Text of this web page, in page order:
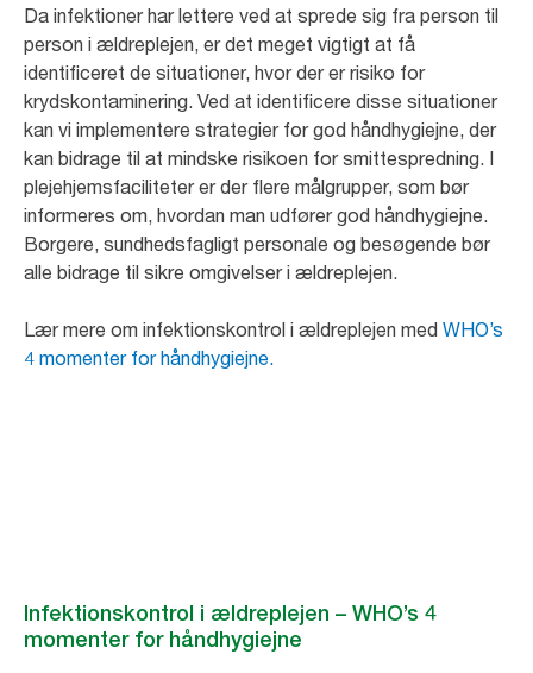
Da infektioner har lettere ved at sprede sig fra person til
person i ældreplejen, er det meget vigtigt at få
identificeret de situationer, hvor der er risiko for
krydskontaminering. Ved at identificere disse situationer
kan vi implementere strategier for god håndhygiejne, der
kan bidrage til at mindske risikoen for smittespredning. I
plejehjemsfaciliteter er der flere målgrupper, som bør
informeres om, hvordan man udfører god håndhygiejne.
Borgere, sundhedsfagligt personale og besøgende bør
alle bidrage til sikre omgivelser i ældreplejen.
Lær mere om infektionskontrol i ældreplejen med WHO’s
4 momenter for håndhygiejne.
Infektionskontrol i ældreplejen – WHO’s 4
momenter for håndhygiejne